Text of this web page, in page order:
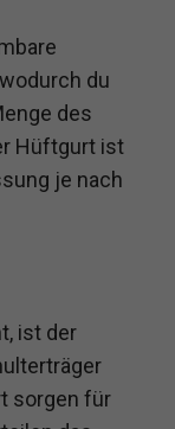
du
des
Hüftgurt ist
je nach
ist der
sorgen für